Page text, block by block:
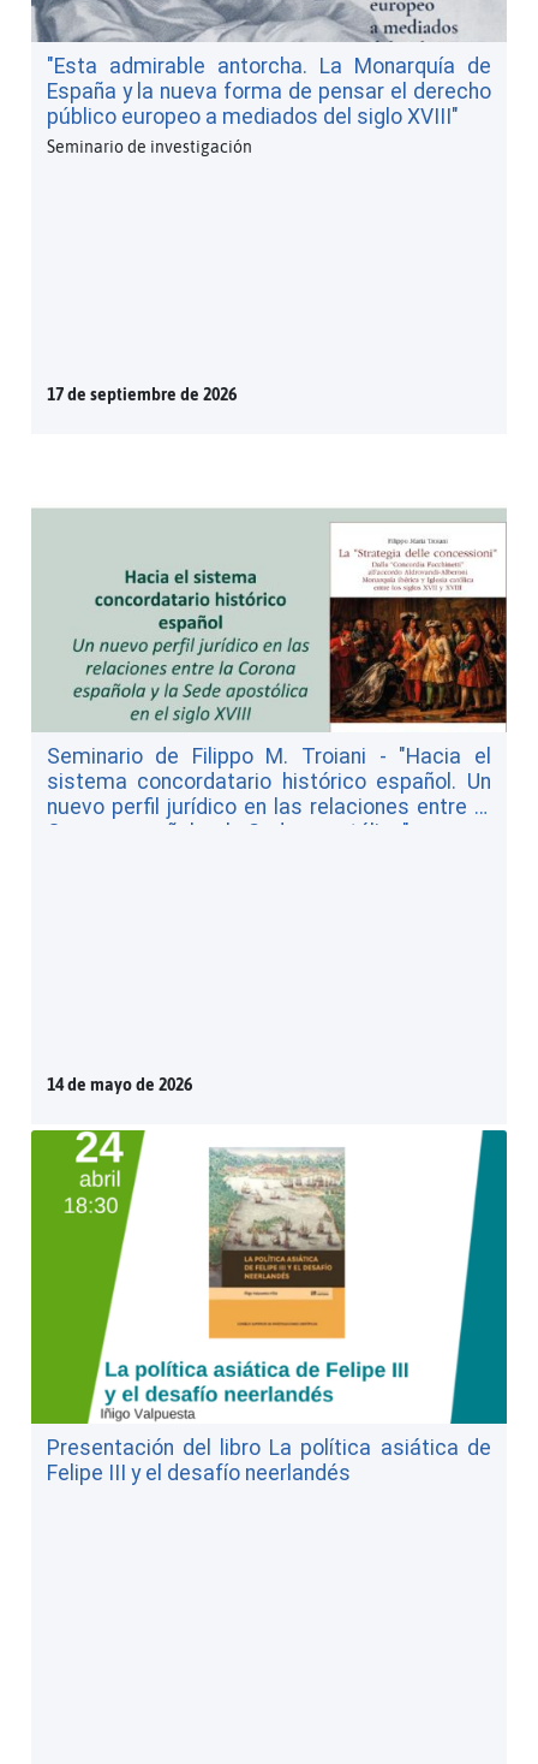
"Esta admirable antorcha. La Monarquía de
España y la nueva forma de pensar el derecho
público europeo a mediados del siglo XVIII"
Seminario de investigación
17 de septiembre de 2026
Seminario de Filippo M. Troiani - "Hacia el
sistema concordatario histórico español. Un
nuevo perfil jurídico en las relaciones entre la
Corona española y la Sede apostólica"
14 de mayo de 2026
Presentación del libro La política asiática de
Felipe III y el desafío neerlandés